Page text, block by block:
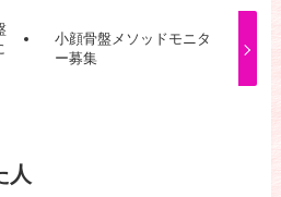
小顔骨盤メソッドモニタ
ー募集
人